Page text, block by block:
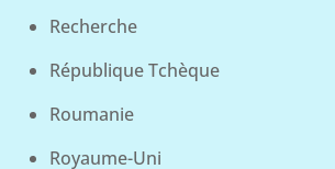
Recherche
République Tchèque
Roumanie
Royaume-Uni